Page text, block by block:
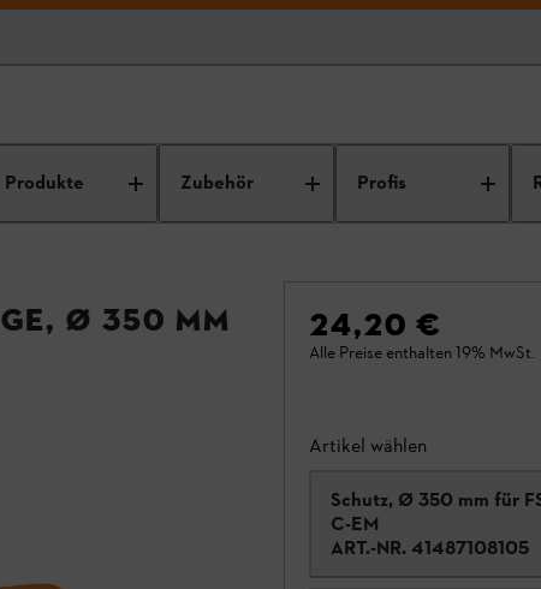
Produkte Zubehör Profis
Ø 350 mm
24,20 €
Alle Preise enthalten 19% MwSt.
Artikel wählen
Schutz, Ø 350 mm für
C-EM
ART.-NR. 41487108105